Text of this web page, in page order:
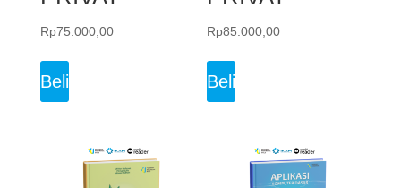
Rp75.000,00
Beli
Rp85.000,00
Beli